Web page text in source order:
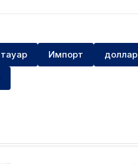
тауар Импорт доллар